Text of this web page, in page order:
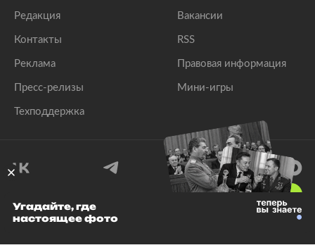
Редакция
Контакты
Реклама
Пресс-релизы
Техподдержка
Вакансии
RSS
Правовая информация
Мини-игры
© 1999–2026 Все права защищены.
Угадайте, где
настоящее фото